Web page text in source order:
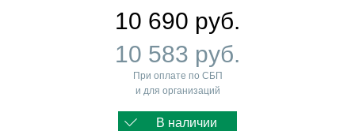
10 690 руб.
10 583 руб.
При оплате по СБП
и для организаций
В наличии